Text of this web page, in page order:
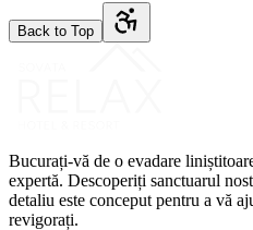
Back to Top
Bucurați-vă de o evadare
expertă. Descoperiți sanctuarul
detaliu este conceput pentru a vă
revigorați.